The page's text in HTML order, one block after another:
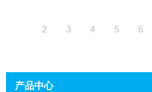
2 3 4 5 6
产品中心